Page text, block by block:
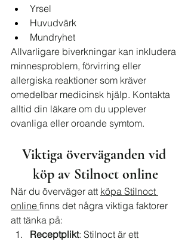
Yrsel
Huvudvärk
Mundryhet
Allvarligare biverkningar kan inkludera
minnesproblem, förvirring eller
allergiska reaktioner som kräver
omedelbar medicinsk hjälp. Kontakta
alltid din läkare om du upplever
ovanliga eller oroande symtom.
Viktiga överväganden vid
köp av Stilnoct online
När du överväger att köpa Stilnoct
online finns det några viktiga faktorer
att tänka på:
Receptplikt: Stilnoct är ett